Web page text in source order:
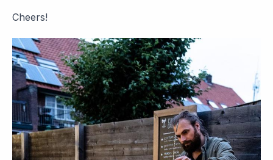
Cheers!